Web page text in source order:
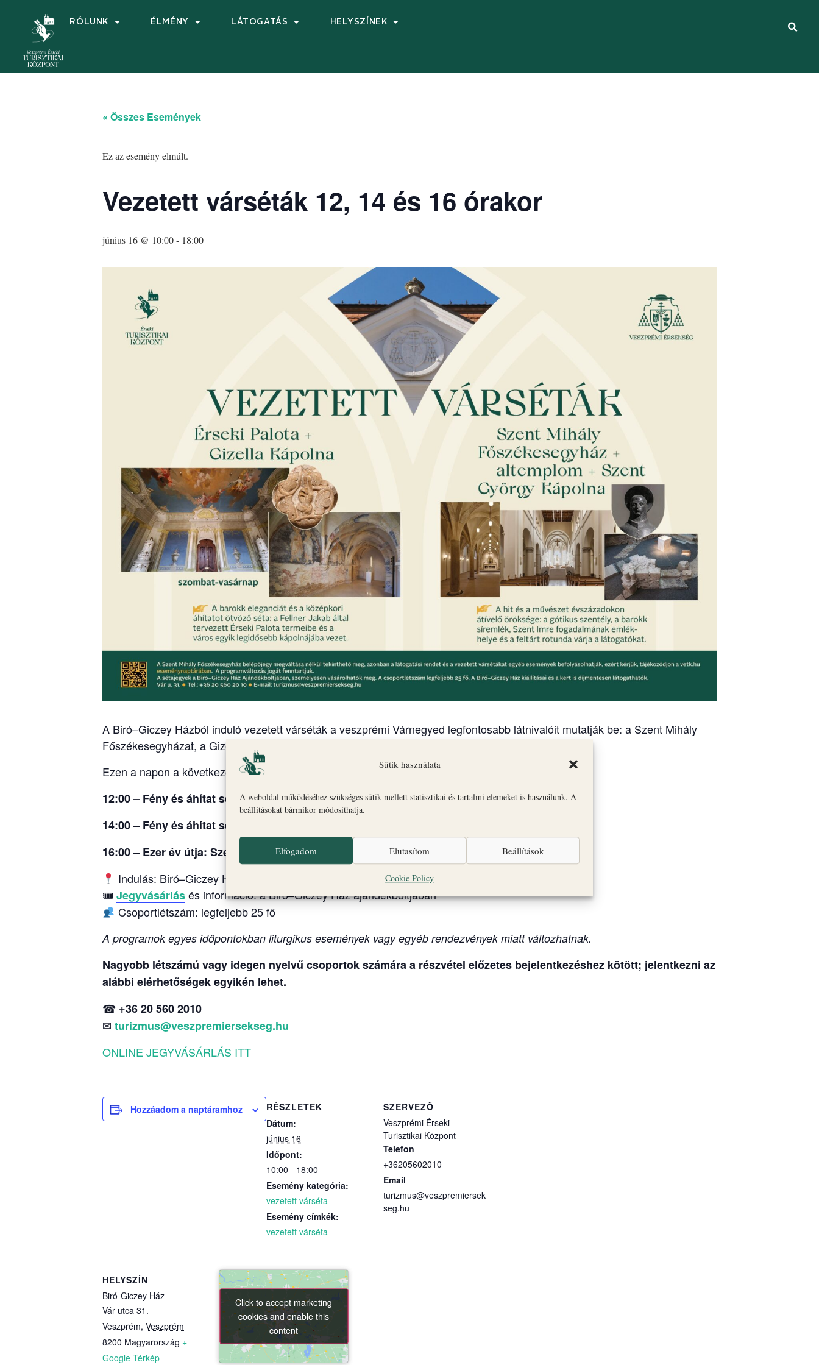
Sütik használata
A weboldal működéséhez szükséges sütik mellett statisztikai és tartalmi elemeket is használunk. A
beállításokat bármikor módosíthatja.
Elfogadom Elutasítom Beállítások
Cookie Policy
RÓLUNK ÉLMÉNY LÁTOGATÁS HELYSZÍNEK
« Összes Események
Ez az esemény elmúlt.
Vezetett várséták 12, 14 és 16 órakor
június 16 @ 10:00- 18:00
A Biró–Giczey Házból induló vezetett várséták a veszprémi Várnegyed legfontosabb látnivalóit mutatják be: a Szent Mihály
Főszékesegyházat, a Gizella Kápolnát, a Szent György Kápolnát és az Érseki Palotát.
Ezen a napon a következő időpontban indul vezetett várséta:
12:00 – Fény és áhítat sétája: Érseki Palota és Gizella Kápolna
14:00 – Fény és áhítat sétája: Érseki Palota és Gizella Kápolna
16:00 – Ezer év útja: Szent Mihály Főszékesegyház, altemplom és Szent György Kápolna
Indulás: Biró–Giczey Ház (Vár utca 31.)
🎟Jegyvásárlásés információ: a Biró–Giczey Ház ajándékboltjában
Csoportlétszám: legfeljebb 25 fő
A programok egyes időpontokban liturgikus események vagy egyéb rendezvények miatt változhatnak.
Nagyobb létszámú vagy idegen nyelvű csoportok számára a részvétel előzetes bejelentkezéshez kötött; jelentkezni az
alábbi elérhetőségek egyikén lehet.
☎ +36 20 560 2010
✉ turizmus@veszpremiersekseg.hu
ONLINE JEGYVÁSÁRLÁS ITT
Hozzáadom a naptáramhoz
RÉSZLETEK
Dátum:
június 16
Időpont:
10:00 - 18:00
Esemény kategória:
vezetett várséta
Esemény címkék:
vezetett várséta
SZERVEZŐ
Veszprémi Érseki
Turisztikai Központ
Telefon
+36205602010
Email
turizmus@veszpremiersek
seg.hu
HELYSZÍN
Biró-Giczey Ház
Vár utca 31.
Veszprém, Veszprém
8200 Magyarország +
Google Térkép
Click to accept marketing
cookies and enable this
content
Click to accept marketing
cookies and enable this
content